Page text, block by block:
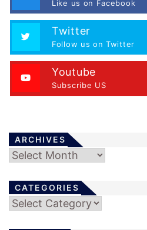
Like us on Facebook
Twitter
Follow us on Twitter
Youtube
Subscribe US
ARCHIVES
Archives
CATEGORIES
Categories